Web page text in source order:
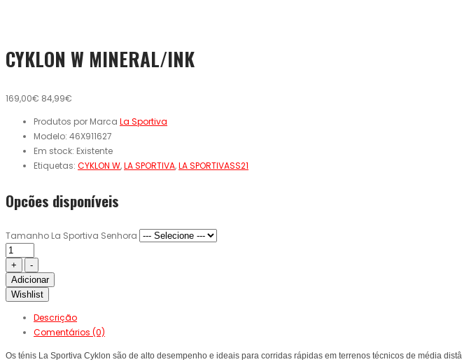
CYKLON W MINERAL/INK
169,00€ 84,99€
Produtos por Marca La Sportiva
Modelo: 46X911627
Em stock: Existente
Etiquetas: CYKLON W,LA SPORTIVA,LA SPORTIVASS21
Opcões disponíveis
Tamanho La Sportiva Senhora
Adicionar
Wishlist
Descrição
Comentários (0)
Os ténis La Sportiva Cyklon são de alto desempenho e ideais para corridas rápidas em terrenos técnicos de média